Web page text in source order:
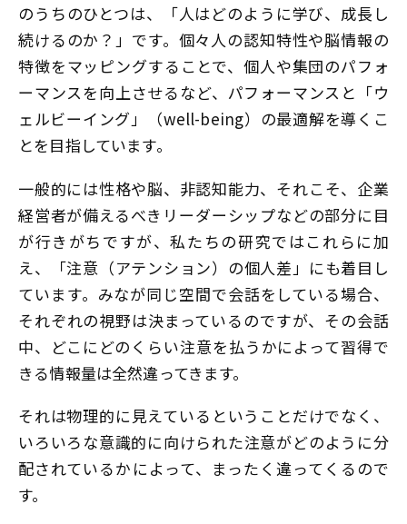
のうちのひとつは、「人はどのように学び、成長し
続けるのか？」です。個々人の認知特性や脳情報の
特徴をマッピングすることで、個人や集団のパフォ
ーマンスを向上させるなど、パフォーマンスと「ウ
ェルビーイング」（well-being）の最適解を導くこ
とを目指しています。
一般的には性格や脳、非認知能力、それこそ、企業
経営者が備えるべきリーダーシップなどの部分に目
が行きがちですが、私たちの研究ではこれらに加
え、「注意（アテンション）の個人差」にも着目し
ています。みなが同じ空間で会話をしている場合、
それぞれの視野は決まっているのですが、その会話
中、どこにどのくらい注意を払うかによって習得で
きる情報量は全然違ってきます。
それは物理的に見えているということだけでなく、
いろいろな意識的に向けられた注意がどのように分
配されているかによって、まったく違ってくるので
す。